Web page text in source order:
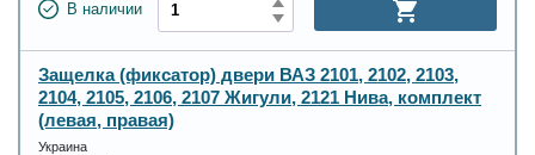
В наличии
Защелка (фиксатор) двери ВАЗ 2101, 2102, 2103,
2104, 2105, 2106, 2107 Жигули, 2121 Нива, комплект
(левая, правая)
Украина